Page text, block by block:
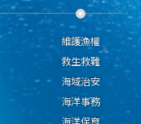
維護漁權
救生救難
海域治安
海洋事務